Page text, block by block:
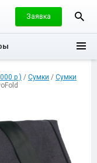
Заявка
р ) / Сумки / Сумки